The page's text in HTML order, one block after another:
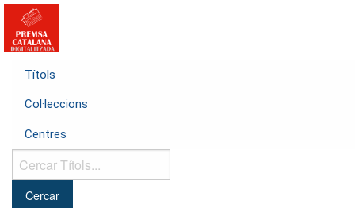
Títols
Col·leccions
Centres
Cercar
Títols...